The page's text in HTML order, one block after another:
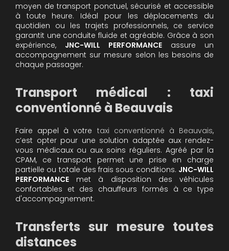
moyen de transport ponctuel, sécurisé et accessible
à toute heure. Idéal pour les déplacements du
quotidien ou les trajets professionnels, ce service
garantit une conduite fluide et agréable. Grâce à son
expérience, JNC-WILL PERFORMANCE assure un
accompagnement sur mesure selon les besoins de
chaque passager.
Transport médical : taxi
conventionné à Beauvais
Faire appel à votre taxi conventionné à Beauvais,
c’est opter pour une solution adaptée aux rendez-
vous médicaux ou aux soins réguliers. Agréé par la
CPAM, ce transport permet une prise en charge
partielle ou totale des frais sous conditions. JNC-WILL
PERFORMANCE met à disposition des véhicules
confortables et des chauffeurs formés à ce type
d'accompagnement.
Transferts sur mesure toutes
distances